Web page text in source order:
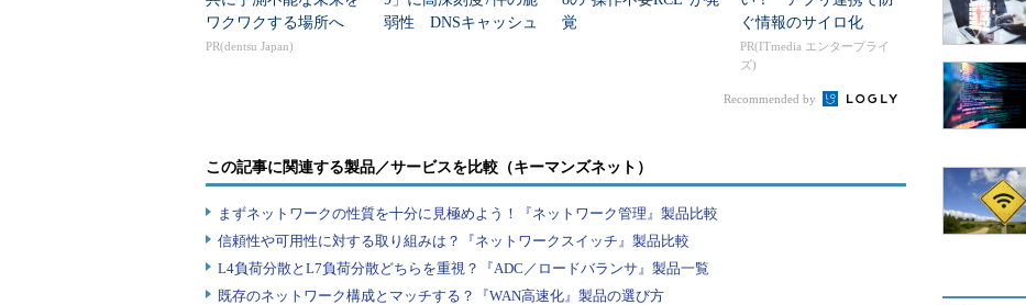
画面2 Active Diretoryインストールウィザードでは、最初に作成するドメ
インストールするので、「新しいドメインのドメインコントローラ」を選
(3) ドメインツリーの作成
(2) と同じ理由で「新しいドメインツリーを作成」を選ぶ。
ワクワクする場所へ
PR(dentsu Japan)
弱性 DNSキャッシュ
覚
ぐ情報のサイロ化
PR(ITmedia エンタープライ
ズ)
Recommended by
この記事に関連する製品／サービスを比較（キーマンズネット）
まずネットワークの性質を十分に見極めよう！『ネットワーク管理』製品比較
信頼性や可用性に対する取り組みは？『ネットワークスイッチ』製品比較
L4負荷分散とL7負荷分散どちらを重視？『ADC／ロードバランサ』製品一覧
既存のネットワーク構成とマッチする？『WAN高速化』製品の選び方